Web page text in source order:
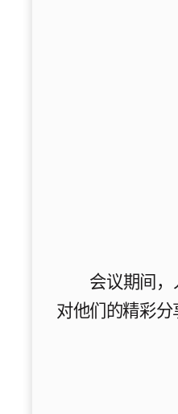
会议期间
对他们的精彩分